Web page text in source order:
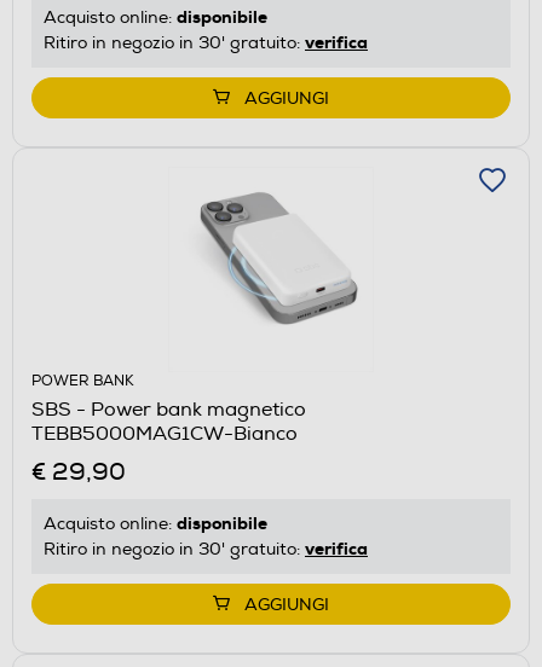
Acquisto online: disponibile
Ritiro in negozio in 30' gratuito: verifica
AGGIUNGI
POWER BANK
SBS - Power bank magnetico
TEBB5000MAG1CW-Bianco
€ 29,90
Acquisto online: disponibile
Ritiro in negozio in 30' gratuito: verifica
AGGIUNGI